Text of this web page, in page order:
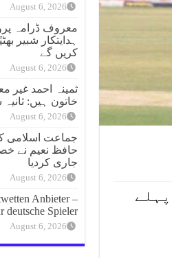
August 6, 2026
معروف ڈرامہ
ہدایتکار شبیر
کریں گے
August 6, 2026
ثمینہ احمد غیر
خاتون ہیں: ثانیہ
August 6, 2026
حافظ نعیم نے
جاری کردیا
August 6, 2026
Anbieter –
deutsche Spieler
August 6, 2026